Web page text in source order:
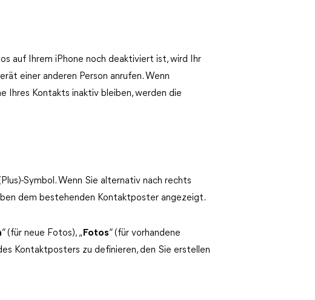
auf Ihrem iPhone noch deaktiviert ist, wird Ihr
einer anderen Person anrufen. Wenn
Ihres Kontakts inaktiv bleiben, werden die
Symbol. Wenn Sie alternativ nach rechts
dem bestehenden Kontaktposter angezeigt.
“ (für neue Fotos), „ Fotos“ (für vorhandene
Kontaktposters zu definieren, den Sie erstellen